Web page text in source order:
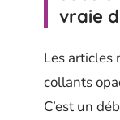
vraie
Les articles
collants
C’est un